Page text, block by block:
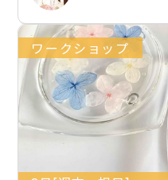
ワークショップ